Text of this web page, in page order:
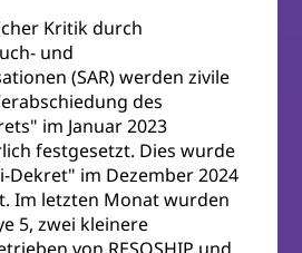
Kritik durch
und
(SAR) werden zivile
des
im Januar 2023
festgesetzt. Dies wurde
Dekret" im Dezember 2024
Im letzten Monat wurden
5, zwei kleinere